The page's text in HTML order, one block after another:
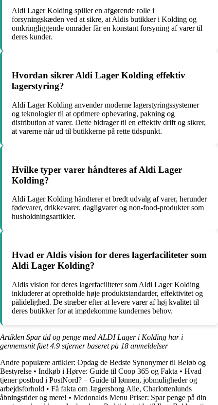
Aldi Lager Kolding spiller en afgørende rolle i
forsyningskæden ved at sikre, at Aldis butikker i Kolding og
omkringliggende områder får en konstant forsyning af varer til
deres kunder.
Hvordan sikrer Aldi Lager Kolding effektiv
lagerstyring?
Aldi Lager Kolding anvender moderne lagerstyringssystemer
og teknologier til at optimere opbevaring, pakning og
distribution af varer. Dette bidrager til en effektiv drift og sikrer,
at varerne når ud til butikkerne på rette tidspunkt.
Hvilke typer varer håndteres af Aldi Lager
Kolding?
Aldi Lager Kolding håndterer et bredt udvalg af varer, herunder
fødevarer, drikkevarer, dagligvarer og non-food-produkter som
husholdningsartikler.
Hvad er Aldis vision for deres lagerfaciliteter som
Aldi Lager Kolding?
Aldis vision for deres lagerfaciliteter som Aldi Lager Kolding
inkluderer at opretholde høje produktstandarder, effektivitet og
pålidelighed. De stræber efter at levere varer af høj kvalitet til
deres butikker for at imødekomme kundernes behov.
Artiklen Spar tid og penge med ALDI Lager i Kolding har i
gennemsnit fået4.9 stjerner baseret på 18 anmeldelser
Andre populære artikler: Opdag de Bedste Synonymer til Beløb og
Bestyrelse • Indkøb i Hørve: Guide til Coop 365 og Fakta • Hvad
tjener postbud i PostNord? – Guide til lønnen, jobmuligheder og
arbejdsforhold • Få fakta om Jægersborg Alle, Charlottenlunds
åbningstider og mere! • Mcdonalds Menu Priser: Spar penge på din